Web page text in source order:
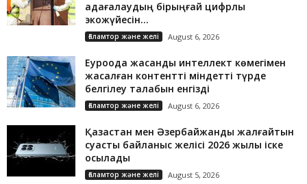
қадағалаудың бірыңғай цифрлық
экожүйесін...
Ғаламтор және желі August 6, 2026
Еуроодақ жасанды интеллект көмегімен
жасалған контентті міндетті түрде
белгілеу талабын енгізді
Ғаламтор және желі August 6, 2026
Қазақстан мен Әзербайжанды жалғайтын
суасты байланыс желісі 2026 жылы іске
қосылады
Ғаламтор және желі August 5, 2026